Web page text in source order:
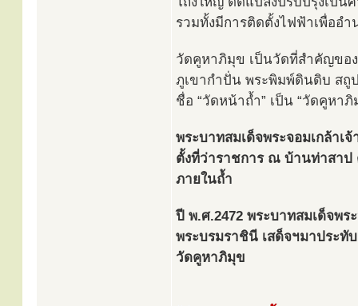
รวมทั้งมีการติดตั้งไฟฟ้าเพื่ออ
วัดคูหาภิมุข เป็นวัดที่สำคัญขอ
ภูเขากำปั่น พระพิมพ์ดินดิบ สถู
ชื่อ “วัดหน้าถ้ำ” เป็น “วัดคูหาภิ
พระบาทสมเด็จพระจอมเกล้าเ
ตั้งที่ว่าราชการ ณ บ้านท่าสาป
ภายในถ้ำ
ปี พ.ศ.2472 พระบาทสมเด็จพร
พระบรมราชินี เสด็จฯมาประทั
วัดคูหาภิมุข